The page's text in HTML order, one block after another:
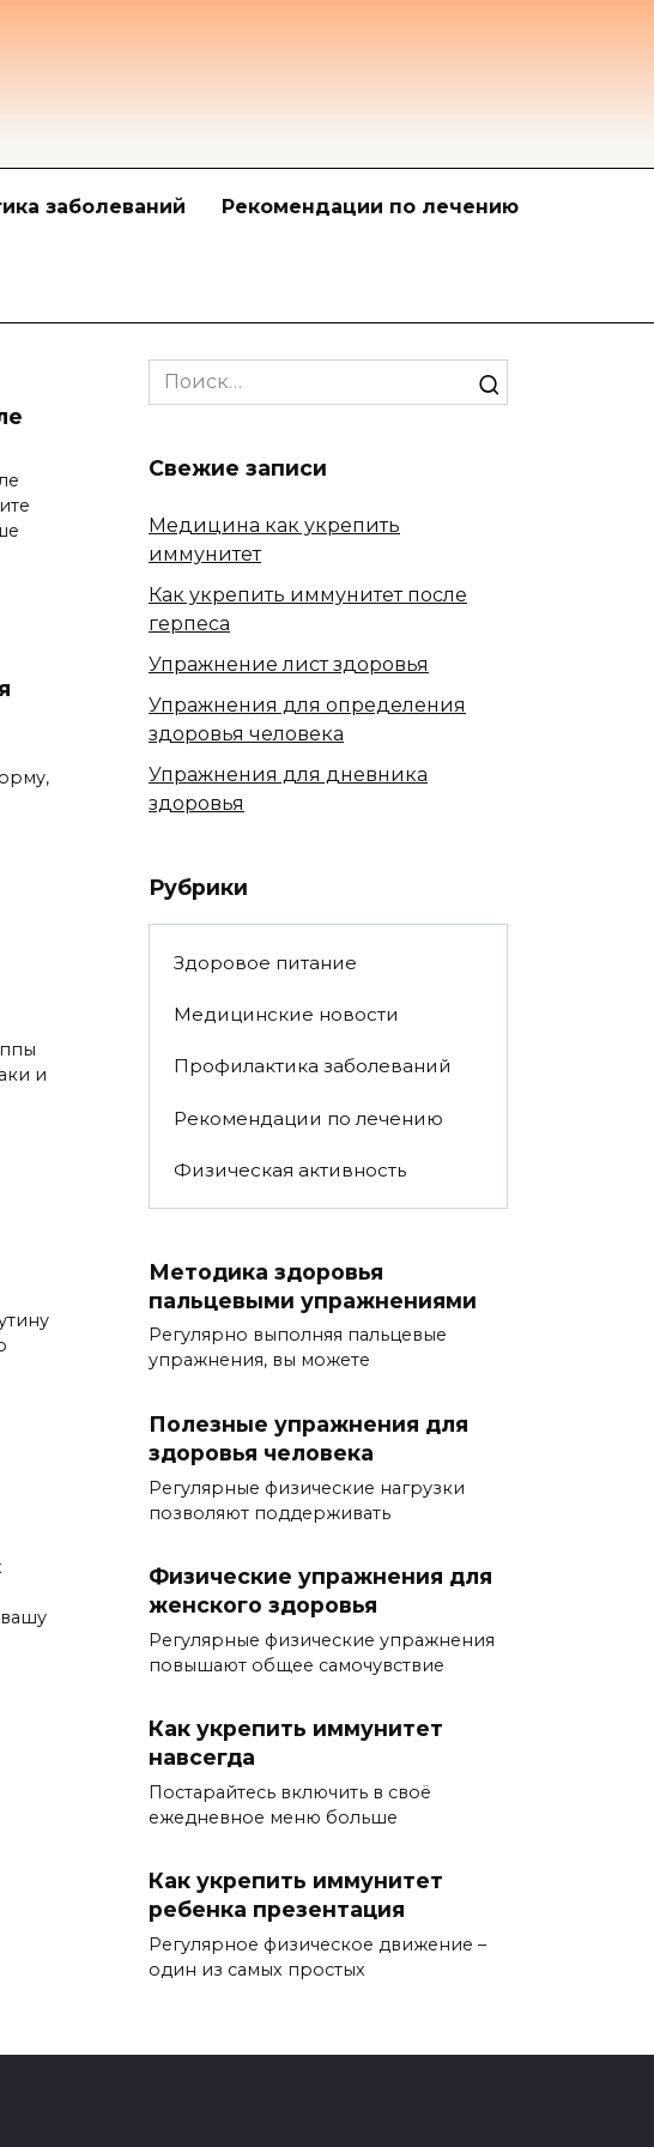
заболеваний Рекомендации по лечению
и
Search
for:
Свежие записи
Медицина как укрепить
иммунитет
Как укрепить иммунитет после
герпеса
Упражнение лист здоровья
Упражнения для определения
здоровья человека
Упражнения для дневника
здоровья
Рубрики
Здоровое питание
Медицинские новости
Профилактика заболеваний
Рекомендации по лечению
Физическая активность
Методика здоровья
пальцевыми упражнениями
Регулярно выполняя пальцевые
упражнения, вы можете
Полезные упражнения для
здоровья человека
Регулярные физические нагрузки
позволяют поддерживать
Физические упражнения для
женского здоровья
Регулярные физические упражнения
повышают общее самочувствие
Как укрепить иммунитет
навсегда
Постарайтесь включить в своё
ежедневное меню больше
Как укрепить иммунитет
ребенка презентация
Регулярное физическое движение –
один из самых простых